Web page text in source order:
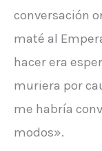
conversación
maté al
hacer era
muriera por
me habría
modos».